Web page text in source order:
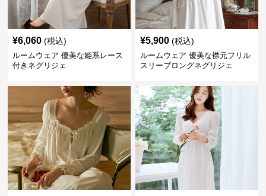
¥6,060 (税込)
ルームウェア 優美な姫系レース
付きネグリジェ
¥5,900 (税込)
ルームウェア 優美な襟元フリル
スリーブロングネグリジェ